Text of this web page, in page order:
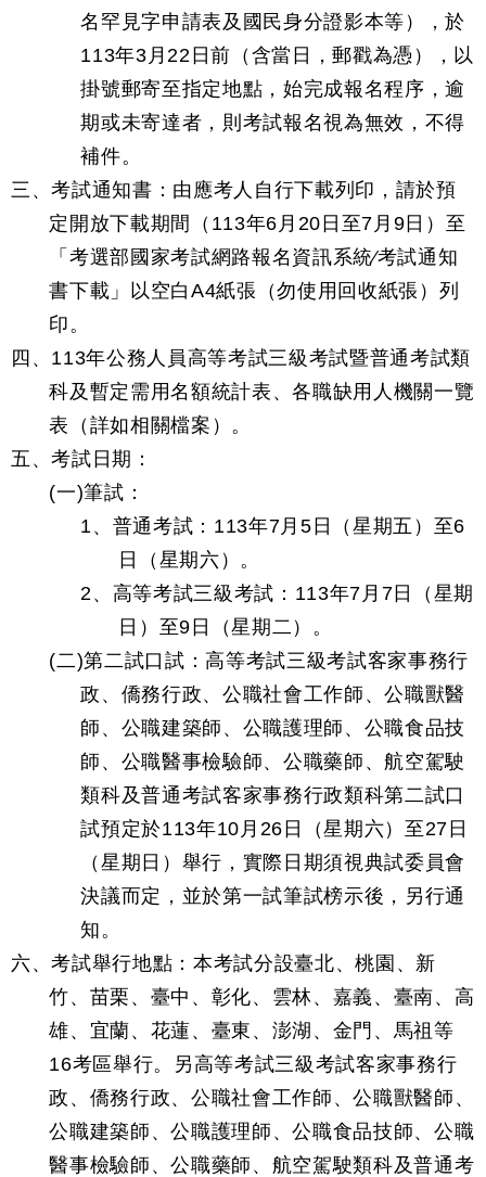
名罕見字申請表及國民身分證影本等），於
113年3月22日前（含當日，郵戳為憑），以
掛號郵寄至指定地點，始完成報名程序，逾
期或未寄達者，則考試報名視為無效，不得
補件。
三、考試通知書：由應考人自行下載列印，請於預
定開放下載期間（113年6月20日至7月9日）至
「考選部國家考試網路報名資訊系統∕考試通知
書下載」以空白A4紙張（勿使用回收紙張）列
印。
四、113年公務人員高等考試三級考試暨普通考試類
科及暫定需用名額統計表、各職缺用人機關一覽
表（詳如相關檔案）。
五、考試日期：
(一)筆試：
1、普通考試：113年7月5日（星期五）至6
日（星期六）。
2、高等考試三級考試：113年7月7日（星期
日）至9日（星期二）。
(二)第二試口試：高等考試三級考試客家事務行
政、僑務行政、公職社會工作師、公職獸醫
師、公職建築師、公職護理師、公職食品技
師、公職醫事檢驗師、公職藥師、航空駕駛
類科及普通考試客家事務行政類科第二試口
試預定於113年10月26日（星期六）至27日
（星期日）舉行，實際日期須視典試委員會
決議而定，並於第一試筆試榜示後，另行通
知。
六、考試舉行地點：本考試分設臺北、桃園、新
竹、苗栗、臺中、彰化、雲林、嘉義、臺南、高
雄、宜蘭、花蓮、臺東、澎湖、金門、馬祖等
16考區舉行。另高等考試三級考試客家事務行
政、僑務行政、公職社會工作師、公職獸醫師、
公職建築師、公職護理師、公職食品技師、公職
醫事檢驗師、公職藥師、航空駕駛類科及普通考